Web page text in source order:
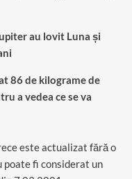
au lovit Luna și
86 de kilograme de
a vedea ce se va
este actualizat fără o
fi considerat un